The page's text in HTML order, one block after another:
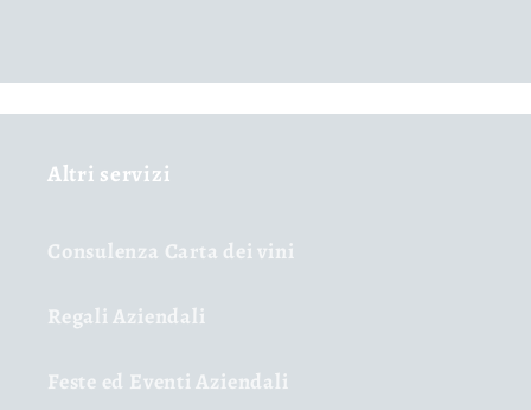
Altri servizi
Consulenza Carta dei vini
Regali Aziendali
Feste ed Eventi Aziendali